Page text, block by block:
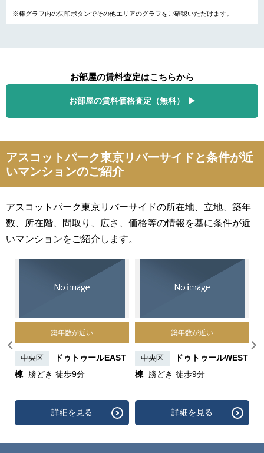
※棒グラフ内の矢印ボタンでその他エリアのグラフをご確認いただけます。
お部屋の賃料査定はこちらから
お部屋の賃料価格査定（無料）
アスコットパーク東京リバーサイドと条件が近
いマンションのご紹介
アスコットパーク東京リバーサイドの所在地、立地、築年
数、所在階、間取り、広さ、価格等の情報を基に条件が近
いマンションをご紹介します。
築年数が近い
中央区
ドゥトゥールEAST
棟
勝どき 徒歩9分
詳細を見る
築年数が近い
中央区
ドゥトゥールWEST
棟
勝どき 徒歩9分
詳細を見る